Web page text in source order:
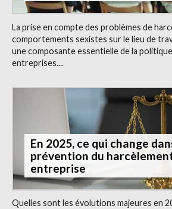
La prise en compte des problèmes de
comportements sexistes sur le lieu de
une composante essentielle de la
entreprises....
En 2025, ce qui change
prévention du
entreprise
Quelles sont les évolutions majeures en